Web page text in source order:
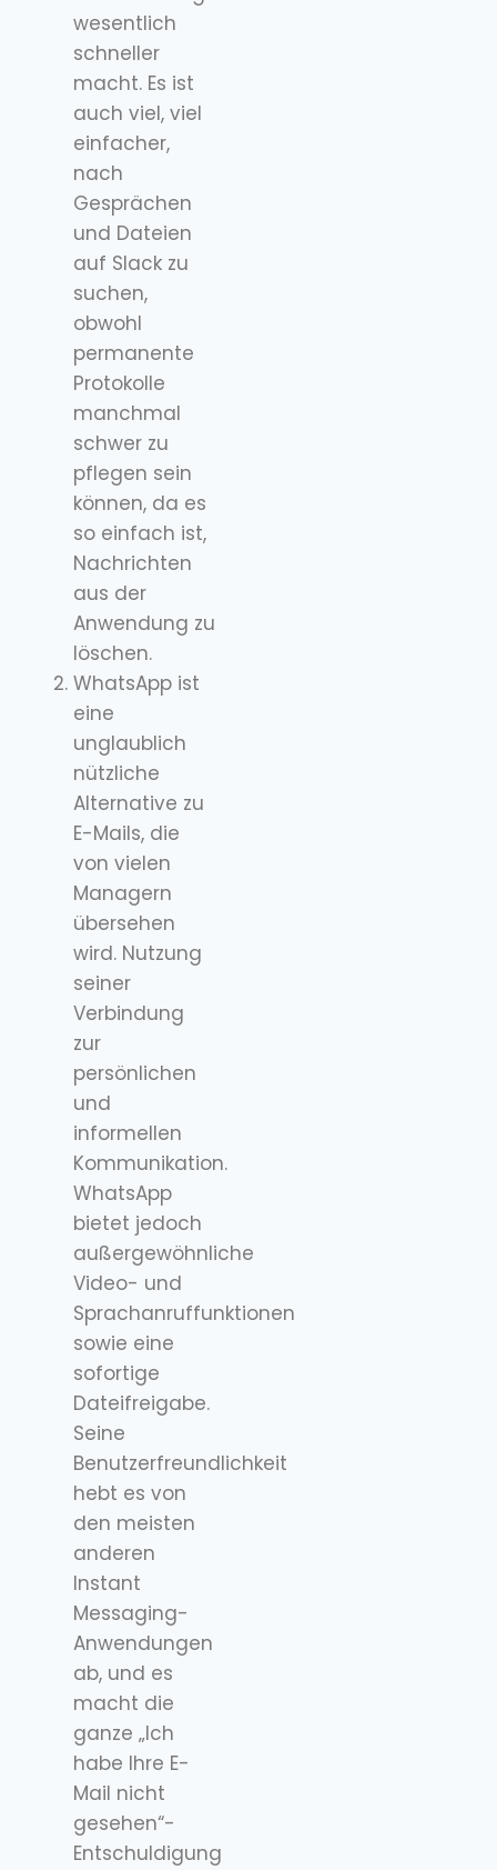
wesentlich
schneller
macht. Es ist
auch viel, viel
einfacher,
nach
Gesprächen
und Dateien
auf Slack zu
suchen,
obwohl
permanente
Protokolle
manchmal
schwer zu
pflegen sein
können, da es
so einfach ist,
Nachrichten
aus der
Anwendung zu
löschen.
WhatsApp ist
eine
unglaublich
nützliche
Alternative zu
E-Mails, die
von vielen
Managern
übersehen
wird. Nutzung
seiner
Verbindung
zur
persönlichen
und
informellen
Kommunikation.
WhatsApp
bietet jedoch
außergewöhnliche
Video- und
Sprachanruffunktionen
sowie eine
sofortige
Dateifreigabe.
Seine
Benutzerfreundlichkeit
hebt es von
den meisten
anderen
Instant
Messaging-
Anwendungen
ab, und es
macht die
ganze „Ich
habe Ihre E-
Mail nicht
gesehen“-
Entschuldigung